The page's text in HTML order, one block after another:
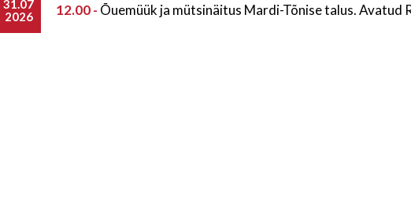
31.07
2026
12.00 - Õuemüük ja mütsinäitus Mardi-Tõnise talus. Avatud